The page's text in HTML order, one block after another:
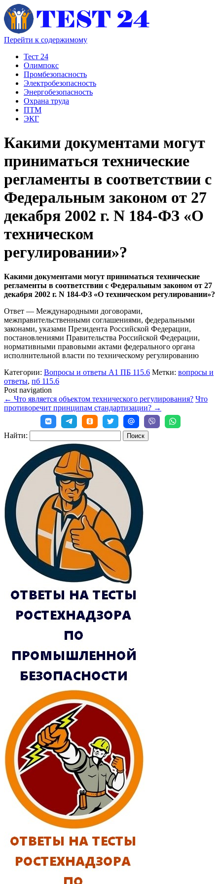
Перейти к содержимому
Тест 24
Олимпокс
Промбезопасность
Электробезопасность
Энергобезопасность
Охрана труда
ПТМ
ЭКГ
Какими документами могут
приниматься технические
регламенты в соответствии с
Федеральным законом от 27
декабря 2002 г. N 184-ФЗ «О
техническом
регулировании»?
Какими документами могут приниматься технические
регламенты в соответствии с Федеральным законом от 27
декабря 2002 г. N 184-ФЗ «О техническом регулировании»?
Ответ — Международными договорами,
межправительственными соглашениями, федеральными
законами, указами Президента Российской Федерации,
постановлениями Правительства Российской Федерации,
нормативными правовыми актами федерального органа
исполнительной власти по техническому регулированию
Категории: Вопросы и ответы А1 ПБ 115.6 Метки: вопросы и
ответы, пб 115.6
Post navigation
← Что является объектом технического регулирования? Что
противоречит принципам стандартизации? →
Найти: